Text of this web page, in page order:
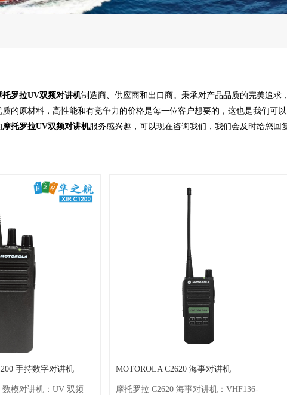
托罗拉UV双频对讲机制造商、供应商和出口商。秉承对产品品质的完美追求
的原材料，高性能和有竞争力的价格是每一位客户想要的，这也是我们可
摩托罗拉UV双频对讲机服务感兴趣，可以现在咨询我们，我们会及时给您回
手持数字对讲机
数模对讲机：UV 双频
MOTOROLA C2620 海事对讲机
摩托罗拉 C2620 海事对讲机：VHF136-